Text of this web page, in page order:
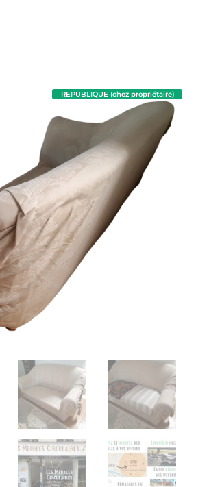
REPUBLIQUE (chez propriétaire)